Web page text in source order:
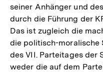
seiner Anhänger und
durch die Führung der
Das ist zugleich die
die politisch-moralische
des VII. Parteitages der
weder die auf dem